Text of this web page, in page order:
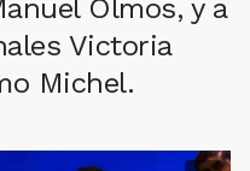
Olmos, y a
Victoria
Michel.